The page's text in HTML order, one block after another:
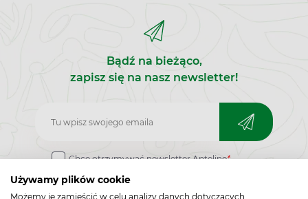
Używamy plików cookie
Możemy je zamieścić w celu analizy danych dotyczących
Bądź na bieżąco,
zapisz się na nasz newsletter!
Zapisz
do
newslettera
Chcę otrzymywać newsletter Apteline*
rozwiń>